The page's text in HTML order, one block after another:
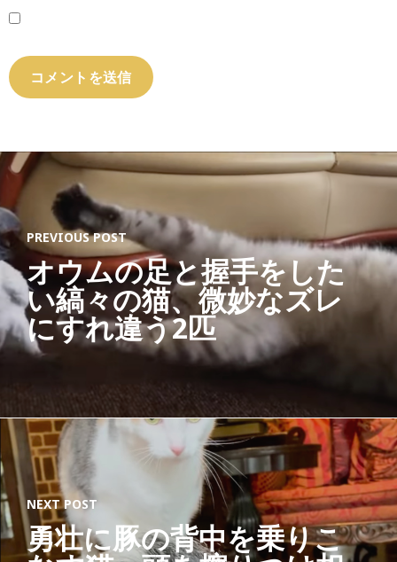
PREVIOUS POST
オウムの足と握手をした
い縞々の猫、微妙なズレ
にすれ違う2匹
NEXT POST
勇壮に豚の背中を乗りこ